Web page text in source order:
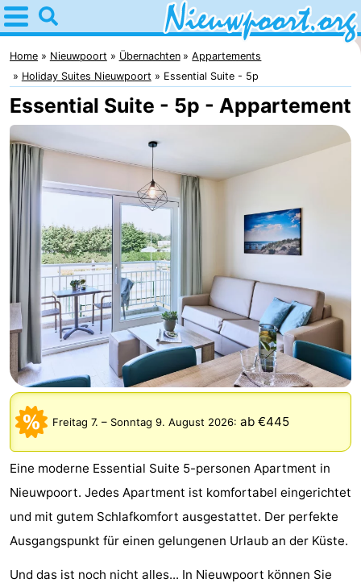
Home
Nieuwpoort
Tipps
Für
kindern
Übernachten
Appartements
-
Holiday
Suites
Nieuwpoort
-
Holiday
Suites
Westende
Campingplätze
Ferienhäuser
-
Nieuwpoort
-
Oostduinkerke
aan
zee
-
Westende
Hotels
Zimmer
Home Nieuwpoort Übernachten
Appartements
Holiday Suites Nieuwpoort
Essential Suite - 5p
Essential Suite - 5p - Appartement
Freitag 7. – Sonntag 9. August 2026: ab €445
Eine moderne Essential Suite 5-personen Apartment in
Nieuwpoort. Jedes Apartment ist komfortabel eingerichtet
und mit gutem Schlafkomfort ausgestattet. Der perfekte
Ausgangspunkt für einen gelungenen Urlaub an der Küste.
Und das ist noch nicht alles... In Nieuwpoort können Sie